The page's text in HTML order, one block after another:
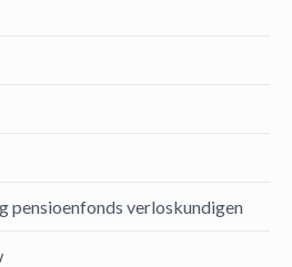
pensioenfonds verloskundigen